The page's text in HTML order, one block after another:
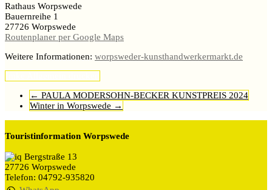
Rathaus Worpswede
Bauernreihe 1
27726 Worpswede
Routenplaner per Google Maps
Weitere Informationen: worpsweder-kunsthandwerkermarkt.de
← PAULA MODERSOHN-BECKER KUNSTPREIS 2024
Winter in Worpswede →
Touristinformation Worpswede
Bergstraße 13
27726 Worpswede
Telefon: 04792-935820